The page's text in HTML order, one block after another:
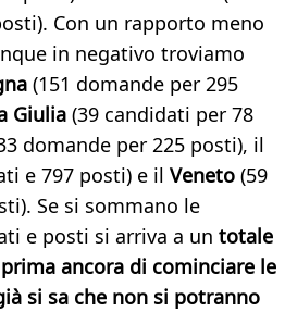
Con un rapporto meno
in negativo troviamo
(151 domande per 295
Giulia (39 candidati per 78
domande per 225 posti), il
e 797 posti) e il Veneto (59
Se si sommano le
e posti si arriva a un totale
ancora di cominciare le
si sa che non si potranno